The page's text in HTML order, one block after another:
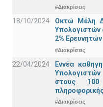
#Διακρίσεις
18/10/2024
Οκτώ Μέλη
Υπολογιστών
2%
#Διακρίσεις
22/04/2024
Εννέα
στους 100
#Διακρίσεις